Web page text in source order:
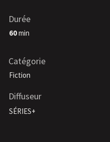
Durée
60min
Catégorie
Fiction
Diffuseur
SÉRIES+